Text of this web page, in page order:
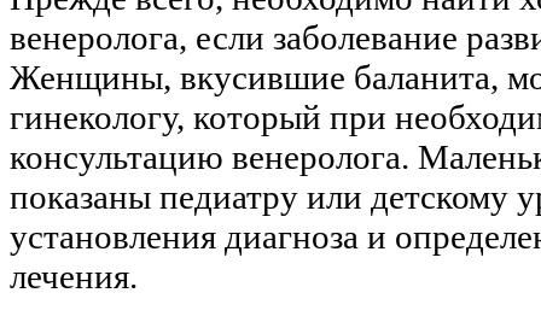
венеролога, если заболевание
Женщины, вкусившие баланита,
гинекологу, который при
консультацию венеролога.
показаны педиатру или детскому
установления диагноза и
лечения.